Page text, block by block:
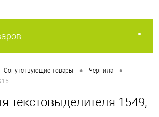
Сопутствующие товары • Чернила •
текстовыделителя 1549,